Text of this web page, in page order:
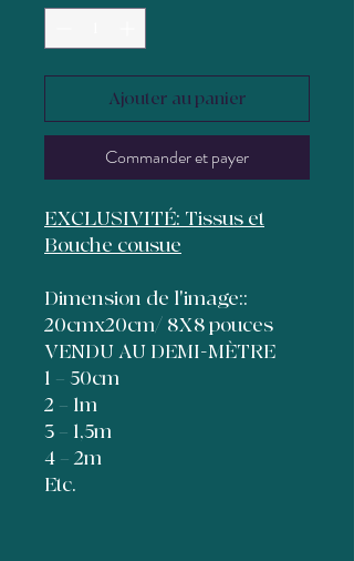
Ajouter au panier
Commander et payer
EXCLUSIVITÉ: Tissus et
Bouche cousue
Dimension de l'image::
20cmx20cm/ 8X8 pouces
VENDU AU DEMI-MÈTRE
1 = 50cm
2 = 1m
3 = 1,5m
4 = 2m
Etc.